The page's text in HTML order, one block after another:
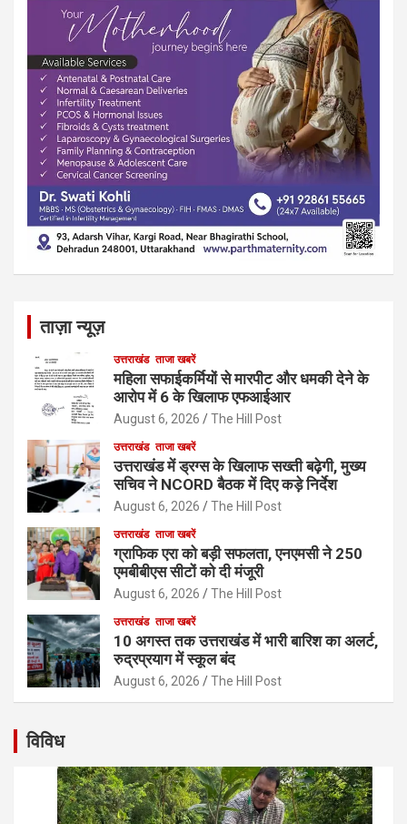
ताज़ा न्यूज़
उत्तराखंड ताजा खबरें
महिला सफाईकर्मियों से मारपीट और धमकी देने के
आरोप में 6 के खिलाफ एफआईआर
August 6, 2026 The Hill Post
उत्तराखंड ताजा खबरें
उत्तराखंड में ड्रग्स के खिलाफ सख्ती बढ़ेगी, मुख्य
सचिव ने NCORD बैठक में दिए कड़े निर्देश
August 6, 2026 The Hill Post
उत्तराखंड ताजा खबरें
ग्राफिक एरा को बड़ी सफलता, एनएमसी ने 250
एमबीबीएस सीटों को दी मंजूरी
August 6, 2026 The Hill Post
उत्तराखंड ताजा खबरें
10 अगस्त तक उत्तराखंड में भारी बारिश का अलर्ट,
रुद्रप्रयाग में स्कूल बंद
August 6, 2026 The Hill Post
विविध